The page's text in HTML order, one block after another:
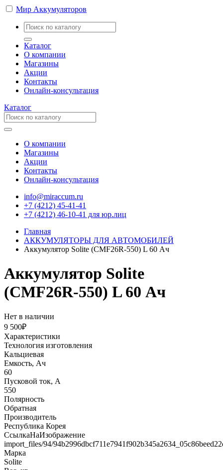
Мир Аккумуляторов
Каталог
О компании
Магазины
Акции
Контакты
Онлайн-консультация
Каталог
О компании
Магазины
Акции
Контакты
Онлайн-консультация
info@miraccum.ru
+7 (4212) 45-41-41
+7 (4212) 46-10-41 для юр.лиц
Главная
АККУМУЛЯТОРЫ ДЛЯ АВТОМОБИЛЕЙ
Аккумулятор Solite (CMF26R-550) L 60 Ач
Аккумулятор Solite
(CMF26R-550) L 60 Ач
Нет в наличии
9 500₽
Характеристики
Технология изготовления
Кальциевая
Емкость, Ач
60
Пусковой ток, А
550
Полярность
Обратная
Производитель
Республика Корея
СсылкаНаИзображение
import_files/94/
Марка
Solite